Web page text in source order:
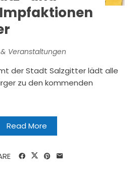
Veranstaltungen
der Stadt Salzgitter lädt alle
zu den kommenden
Read More